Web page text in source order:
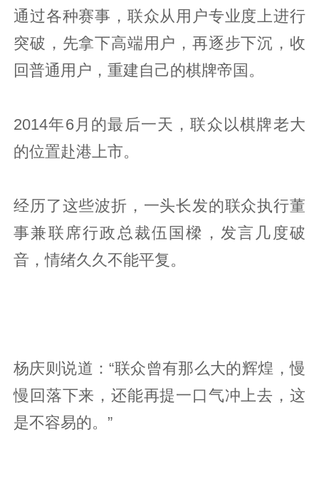
通过各种赛事，联众从用户专业度上进行
突破，先拿下高端用户，再逐步下沉，收
回普通用户，重建自己的棋牌帝国。
2014年6月的最后一天，联众以棋牌老大
的位置赴港上市。
经历了这些波折，一头长发的联众执行董
事兼联席行政总裁伍国樑，发言几度破
音，情绪久久不能平复。
杨庆则说道：“联众曾有那么大的辉煌，慢
慢回落下来，还能再提一口气冲上去，这
是不容易的。”